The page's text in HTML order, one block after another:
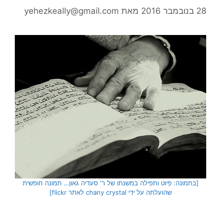
28 בנובמבר 2016 מאת yehezkeally@gmail.com
[בתמונה: פיוט ותפילה במשנתו של ר' סעדיה גאון… תמונה חופשית
שהועלתה על ידי chany crystal לאתר flickr]